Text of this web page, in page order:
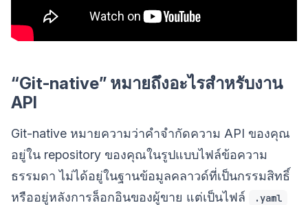
“Git-native” หมายถึงอะไรสำหรับงาน
API
Git-native หมายความว่าคำจำกัดความ API ของคุณ
อยู่ใน repository ของคุณในรูปแบบไฟล์ข้อความ
ธรรมดา ไม่ได้อยู่ในฐานข้อมูลคลาวด์ที่เป็นกรรมสิทธิ์
หรืออยู่หลังการล็อกอินของผู้ขาย แต่เป็นไฟล์
.yaml